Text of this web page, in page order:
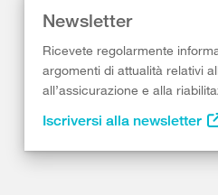
Newsletter
Ricevete regolarmente
argomenti di attualità relativi
all’assicurazione e alla
Iscriversi alla newsletter